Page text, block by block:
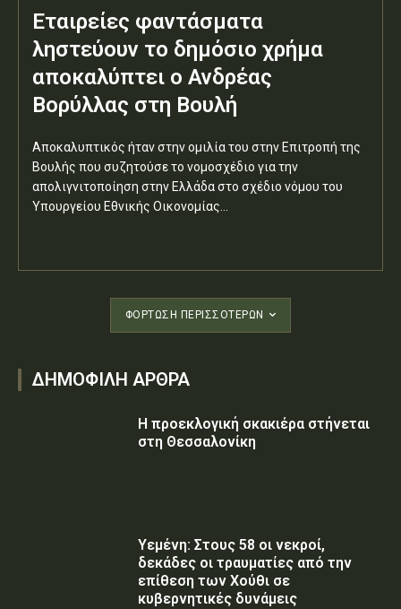
Εταιρείες φαντάσματα
ληστεύουν το δημόσιο χρήμα
αποκαλύπτει ο Ανδρέας
Βορύλλας στη Βουλή
Αποκαλυπτικός ήταν στην ομιλία του στην Επιτροπή της
Βουλής που συζητούσε το νομοσχέδιο για την
απολιγνιτοποίηση στην Ελλάδα στο σχέδιο νόμου του
Υπουργείου Εθνικής Οικονομίας...
ΦΌΡΤΩΣΗ ΠΕΡΙΣΣΟΤΈΡΩΝ
ΔΗΜΟΦΙΛΗ ΑΡΘΡΑ
Η προεκλογική σκακιέρα στήνεται
στη Θεσσαλονίκη
Υεμένη: Στους 58 οι νεκροί,
δεκάδες οι τραυματίες από την
επίθεση των Χούθι σε
κυβερνητικές δυνάμεις